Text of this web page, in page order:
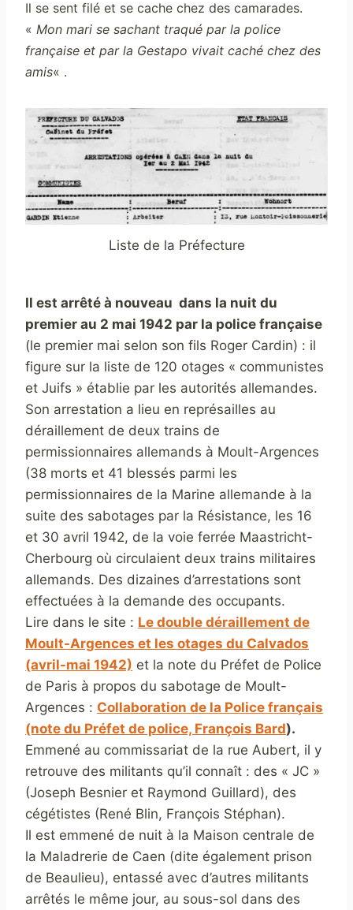
Il se sent filé et se cache chez des camarades.
« Mon mari se sachant traqué par la police
française et par la Gestapo vivait caché chez des
amis« .
Liste de la Préfecture
Il est arrêté à nouveau dans la nuit du
premier au 2 mai 1942 par la police française
(le premier mai selon son fils Roger Cardin) : il
figure sur la liste de 120 otages « communistes
et Juifs » établie par les autorités allemandes.
Son arrestation a lieu en représailles au
déraillement de deux trains de
permissionnaires allemands à Moult-Argences
(38 morts et 41 blessés parmi les
permissionnaires de la Marine allemande à la
suite des sabotages par la Résistance, les 16
et 30 avril 1942, de la voie ferrée Maastricht-
Cherbourg où circulaient deux trains militaires
allemands. Des dizaines d’arrestations sont
effectuées à la demande des occupants.
Lire dans le site : Le double déraillement de
Moult-Argences et les otages du Calvados
(avril-mai 1942) et la note du Préfet de Police
de Paris à propos du sabotage de Moult-
Argences : Collaboration de la Police français
(note du Préfet de police, François Bard).
Emmené au commissariat de la rue Aubert, il y
retrouve des militants qu’il connaît : des « JC »
(Joseph Besnier et Raymond Guillard), des
cégétistes (René Blin, François Stéphan).
Il est emmené de nuit à la Maison centrale de
la Maladrerie de Caen (dite également prison
de Beaulieu), entassé avec d’autres militants
arrêtés le même jour, au sous-sol dans des